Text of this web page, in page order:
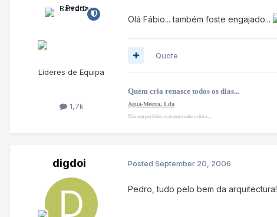
Líderes de Equipa
1,7k
Olá Fábio... também foste engajado...
Quote
Quem cria renasce todos os dias...
Agua-Mestra, Lda
Não sou perfeito, mas sou muito critico...
digdoi Posted September 20, 2006
Pedro, tudo pelo bem da arquitectura!